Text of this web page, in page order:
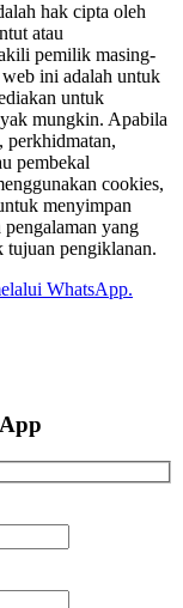
hak cipta oleh
atau
pemilik masing-
ini adalah untuk
untuk
mungkin. Apabila
perkhidmatan,
pembekal
cookies,
menyimpan
yang
tujuan pengiklanan.
WhatsApp.